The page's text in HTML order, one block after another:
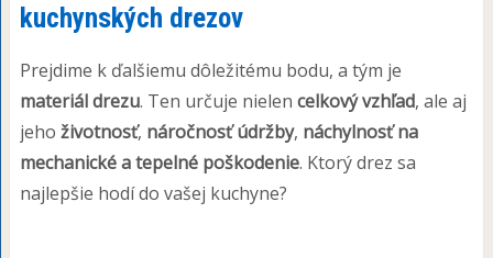
kuchynských drezov
Prejdime k ďalšiemu dôležitému bodu, a tým je
materiál drezu. Ten určuje nielen celkový vzhľad, ale aj
jeho životnosť, náročnosť údržby, náchylnosť na
mechanické a tepelné poškodenie. Ktorý drez sa
najlepšie hodí do vašej kuchyne?